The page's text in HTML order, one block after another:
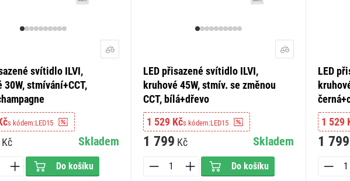
svítidlo ILVI,
30W, stmívání+CCT,
s kódem:LED15
Kč Skladem
Do košíku
LED přisazené svítidlo ILVI,
kruhové 45W, stmív. se změnou
CCT, bílá+dřevo
1 529 Kčs kódem:LED15
1 799 Kč Skladem
Do košíku
LED
1 529
1 799